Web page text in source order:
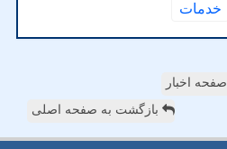
خدمات
صفحه اخبار
بازگشت به صفحه اصلی